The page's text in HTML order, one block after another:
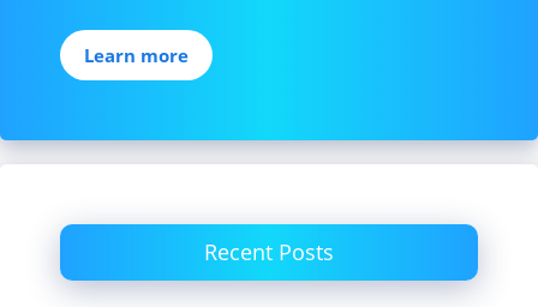
Learn more
Recent Posts